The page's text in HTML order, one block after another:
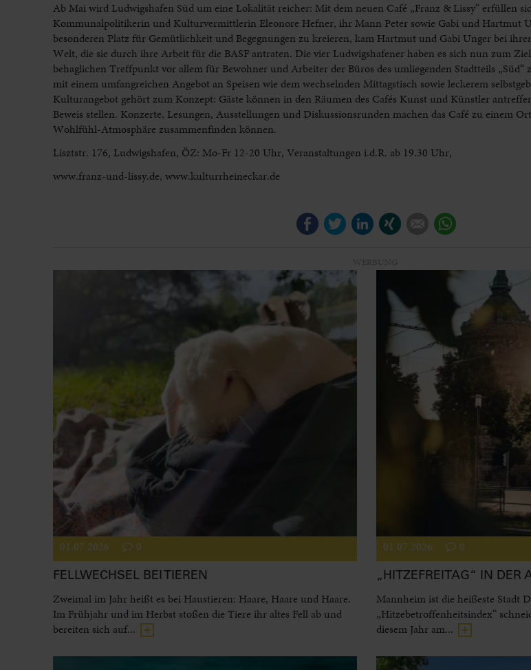
Ab Mai wird Ludwigshafen Süd um eine Lokalität reicher: Mit dem neuen Café „Franz & Lissy“ erfüllen
Kommunalpolitikerin und Kulturvermittlerin Eleonore Hefner, ihr Mann Peter sowie Gabi und Hartmut
besonderen Platz für Gemütlichkeit und Begegnungen zu kreieren, kam Hartmut und Gabi Unger bei
Welt, die sie durch ihre Arbeit für die BASF antraten. Die vier Ludwigshafener haben es sich nun zum
behaglichen Treffpunkt vor allem für Bewohner und Arbeiter der Büros des umliegenden Stadtteils „Süd“
mit einem umfangreichen Angebot an Speisen wie dem wechselnden Mittagstisch sowie leckerem
Kulturangebot gehört zum Konzept: Gäste können in den Räumen des Cafés Kunst und Künstler
Beweis stellen. Konzerte, Lesungen, Ausstellungen und Diskussionsrunden machen das Café zu einem
Wohlfühl-Atmosphäre zusammenfinden können.
Lisztstr. 176, Ludwigshafen, ÖZ: Mo-Fr 12-20 Uhr, Veranstaltungen i.d.R. ab 19.30 Uhr,
www.franz-und-lissy.de, www.kulturrheineckar.de
FacebookTwitterLinkedIn E-mail
01.07.2026 0
FELLWECHSEL BEI TIEREN
Zweimal im Jahr heißt es bei Haustieren: Haare, Haare und Haare.
Im Frühjahr und im Herbst stoßen die Tiere ihr altes Fell ab und
bereiten sich auf...
01.07.2026 0
„HITZEFREITAG“ IN DER
Mannheim ist die heißeste Stadt
„Hitzebetroffenheitsindex“
diesem Jahr am...